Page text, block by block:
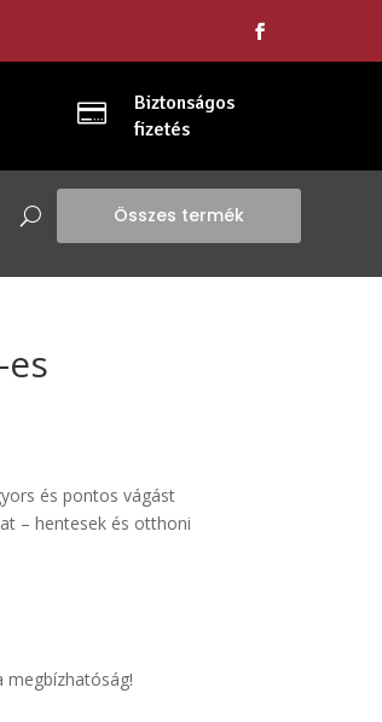

Biztonságos
fizetés
Összes termék
és pontos vágást
– hentesek és otthoni
megbízhatóság!